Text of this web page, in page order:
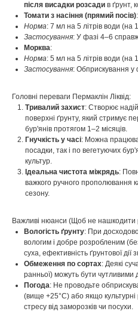
після висадки розсади в ґрунт,
Томати з насіння (прямий посів):
Норма: 7 мл на 5 літрів води (на
Застосування: У фазі 4–6
Морква:
Норма: 5 мл на 5 літрів води (на
Застосування: Обприскування у
Головні переваги Пермаклін Ліквід:
Тривалий захист: Створює
поверхні ґрунту, який стримує
бур'янів протягом 1–2 місяців.
Гнучкість у часі: Можна
посадки, так і по вегетуючих
культур.
Ідеальна чистота міжрядь:
важкого ручного прополювання
сезону.
Важливі нюанси (Щоб не нашкодити
Вологість ґрунту: При
вологим і добре розробленим
суха, ефективність ґрунтової дії
Обмеження по сортах: Деякі
ранньої) можуть бути чутливими
Погода: Не проводьте
(вище +25°C) або якщо
стресу від заморозків чи посухи.